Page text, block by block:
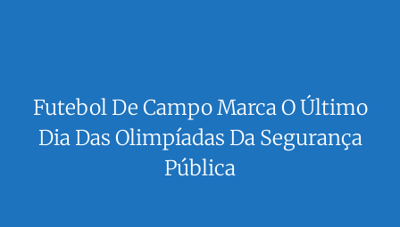
Futebol De Campo Marca O Último
Dia Das Olimpíadas Da Segurança
Pública